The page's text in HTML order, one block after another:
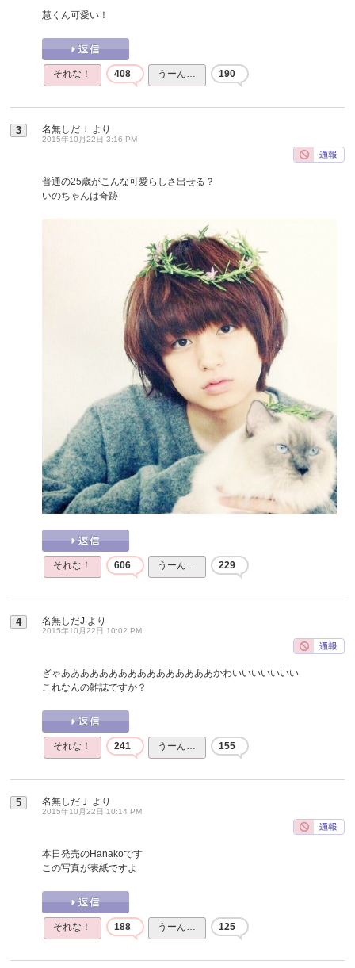
慧くん可愛い！
それな！ 408 うーん… 190
3 名無しだＪ より
2015年10月22日 3:16 PM
普通の25歳がこんな可愛らしさ出せる？
いのちゃんは奇跡
それな！ 606 うーん… 229
4 名無しだJ より
2015年10月22日 10:02 PM
ぎゃああああああああああああああああかわいいいいいいい
これなんの雑誌ですか？
それな！ 241 うーん… 155
5 名無しだＪ より
2015年10月22日 10:14 PM
本日発売のHanakoです
この写真が表紙ですよ
それな！ 188 うーん… 125